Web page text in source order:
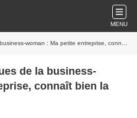
MENU
woman : Ma petite entreprise, connaît bien la crise…
de la business-
connaît bien la